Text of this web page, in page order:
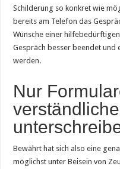
Schilderung so konkret wie
bereits am Telefon das
Wünsche einer
Gespräch besser beendet und
werden.
Nur
Bewährt hat sich also eine
möglichst unter Beisein von